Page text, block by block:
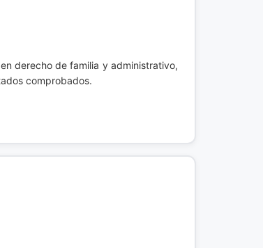
derecho de familia y administrativo,
comprobados.